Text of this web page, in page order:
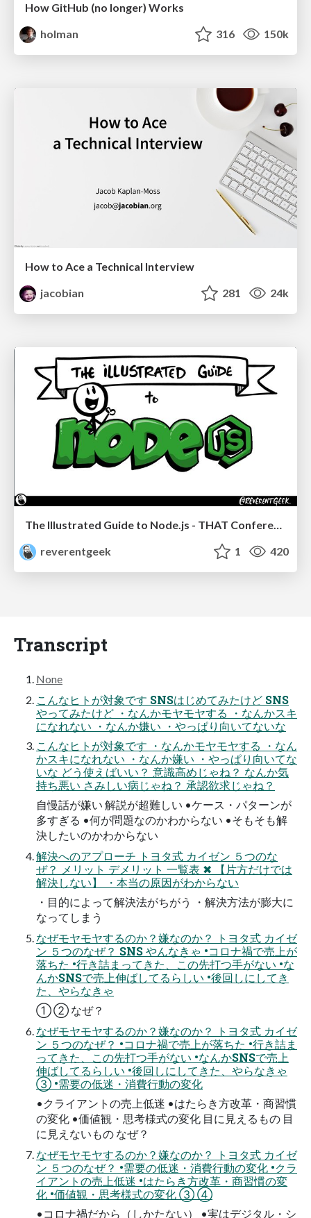
How GitHub (no longer) Works
holman
316 150k
How to Ace a Technical Interview
jacobian
281 24k
The Illustrated Guide to Node.js - THAT Conference 2024
reverentgeek
1 420
Transcript
None
こんなヒトが対象です SNSはじめてみたけど SNS
やってみたけど ・なんかモヤモヤする ・なんかスキ
になれない ・なんか嫌い ・やっぱり向いてないな
こんなヒトが対象です ・なんかモヤモヤする ・なん
かスキになれない ・なんか嫌い ・やっぱり向いてな
いな どう使えばいい？ 意識高めじゃね？ なんか気
持ち悪い さみしい病じゃね？ 承認欲求じゃね？
自慢話が嫌い 解説が超難しい •ケース・パターンが
多すぎる •何が問題なのかわからない •そもそも解
決したいのかわからない
解決へのアプローチ トヨタ式 カイゼン ５つのな
ぜ？ メリット デメリット 一覧表 ✖ 【片方だけでは
解決しない】 ・本当の原因がわからない
・目的によって解決法がちがう ・解決方法が膨大に
なってしまう
なぜモヤモヤするのか？嫌なのか？ トヨタ式 カイゼ
ン ５つのなぜ？ SNS やんなきゃ •コロナ禍で売上が
落ちた •行き詰まってきた、この先打つ手がない •な
んかSNSで売上伸ばしてるらしい •後回しにしてき
た、やらなきゃ
① ② なぜ？
なぜモヤモヤするのか？嫌なのか？ トヨタ式 カイゼ
ン ５つのなぜ？ •コロナ禍で売上が落ちた •行き詰ま
ってきた、この先打つ手がない •なんかSNSで売上
伸ばしてるらしい •後回しにしてきた、やらなきゃ
③ •需要の低迷・消費行動の変化
•クライアントの売上低迷 •はたらき方改革・商習慣
の変化 •価値観・思考様式の変化 目に見えるもの 目
に見えないもの なぜ？
なぜモヤモヤするのか？嫌なのか？ トヨタ式 カイゼ
ン ５つのなぜ？ •需要の低迷・消費行動の変化 •クラ
イアントの売上低迷 •はたらき方改革・商習慣の変
化 •価値観・思考様式の変化 ③ ④
•コロナ禍だから（しかたない） •実はデジタル・シ